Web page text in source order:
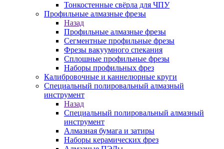
Тонкостенные свёрла для ЧПУ
Профильные алмазные фрезы
Назад
Профильные алмазные фрезы
Сегментные профильные фрезы
Фрезы вакуумного спекания
Сплошные профильные фрезы
Наборы профильных фрез
Калибровочные и каннелюрные круги
Специальный полировальный алмазный
инструмент
Назад
Специальный полировальный алмазный
инструмент
Алмазная бумага и затиры
Наборы керамических фрез